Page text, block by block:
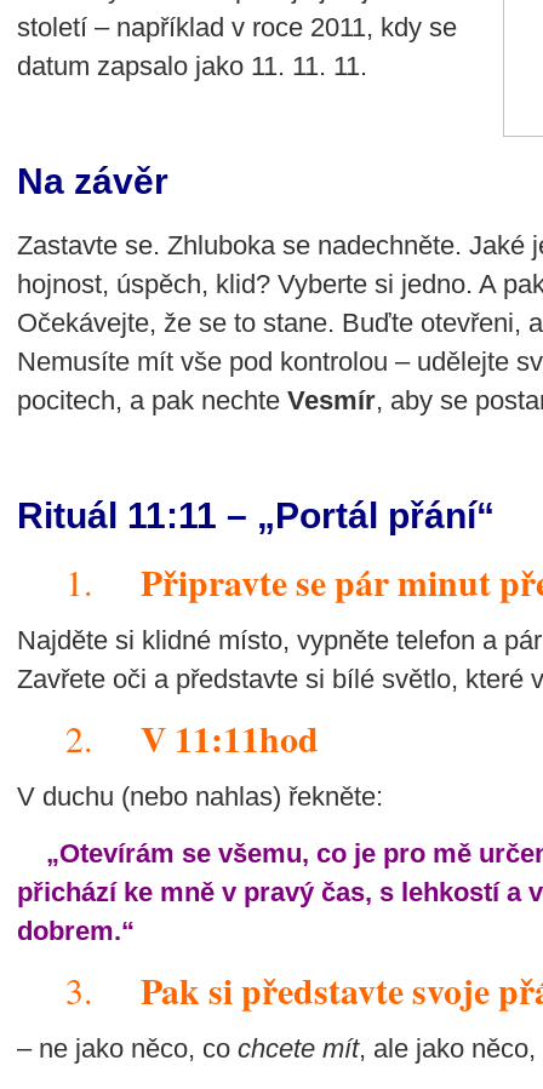
století – například v roce 2011, kdy se
datum zapsalo jako 11. 11. 11.
Na závěr
Zastavte se. Zhluboka se nadechněte. Jaké
hojnost, úspěch, klid? Vyberte si jedno. A
Očekávejte, že se to stane. Buďte otevřeni,
Nemusíte mít vše pod kontrolou – udělejte
pocitech, a pak nechte Vesmír, aby se
Rituál 11:11 – „Portál přání“
1. Připravte se pár minut
Najděte si klidné místo, vypněte telefon a
Zavřete oči a představte si bílé světlo, které
2. V 11:11hod
V duchu (nebo nahlas) řekněte:
„Otevírám se všemu, co je pro mě
přichází ke mně v pravý čas, s lehkostí a
dobrem.“
3. Pak si představte svoje
– ne jako něco, co chcete mít, ale jako